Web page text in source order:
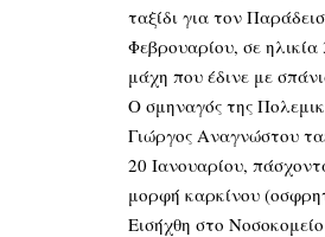
ταξίδι για τον
Φεβρουαρίου, σε
μάχη που έδινε με
Ο σμηναγός της
Γιώργος Αναγνώστου
20 Ιανουαρίου,
μορφή καρκίνου
Εισήχθη στο